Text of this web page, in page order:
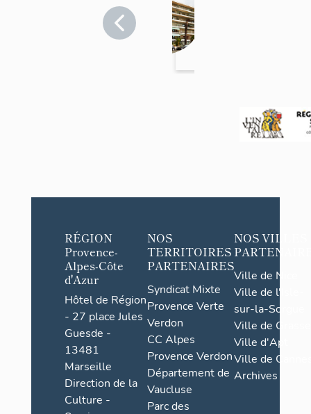
RÉGION
Provence-
Alpes-Côte
d'Azur
Hôtel de Région
- 27 place Jules
Guesde -
13481
Marseille
Direction de la
Culture -
NOS
TERRITOIRES
PARTENAIRES
Syndicat Mixte
Provence Verte
Verdon
CC Alpes
Provence Verdon
Département de
Vaucluse
Parc des
NOS VILLES
Ville de Nice
Ville de l'Isle-
sur-la-Sorgue
Ville de Grasse
Ville d'Apt
Ville de
Archives